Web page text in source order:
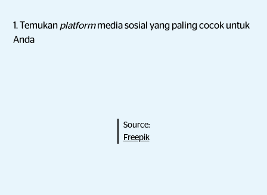
1. Temukan platformmedia sosial yang paling cocok untuk
Anda
Source:
Freepik